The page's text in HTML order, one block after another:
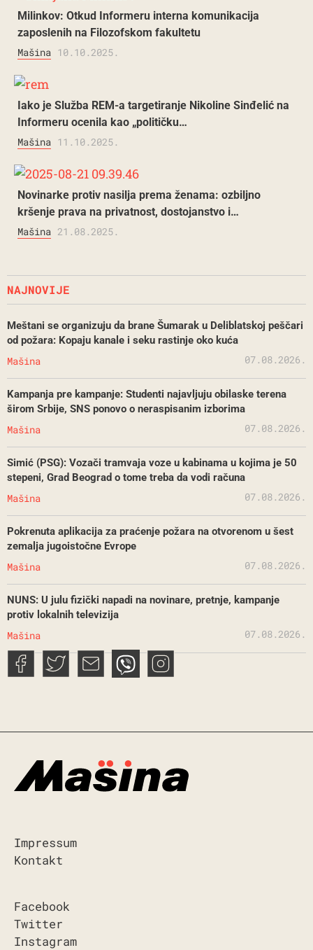
Milinkov: Otkud Informeru interna komunikacija
zaposlenih na Filozofskom fakultetu
Mašina 10.10.2025.
Iako je Služba REM-a targetiranje Nikoline Sinđelić na
Informeru ocenila kao „političku…
Mašina 11.10.2025.
Novinarke protiv nasilja prema ženama: ozbiljno
kršenje prava na privatnost, dostojanstvo i…
Mašina 21.08.2025.
NAJNOVIJE
Meštani se organizuju da brane Šumarak u Deliblatskoj peščari
od požara: Kopaju kanale i seku rastinje oko kuća
Mašina 07.08.2026.
Kampanja pre kampanje: Studenti najavljuju obilaske terena
širom Srbije, SNS ponovo o neraspisanim izborima
Mašina 07.08.2026.
Simić (PSG): Vozači tramvaja voze u kabinama u kojima je 50
stepeni, Grad Beograd o tome treba da vodi računa
Mašina 07.08.2026.
Pokrenuta aplikacija za praćenje požara na otvorenom u šest
zemalja jugoistočne Evrope
Mašina 07.08.2026.
NUNS: U julu fizički napadi na novinare, pretnje, kampanje
protiv lokalnih televizija
Mašina 07.08.2026.
Impressum
Kontakt
Facebook
Twitter
Instagram